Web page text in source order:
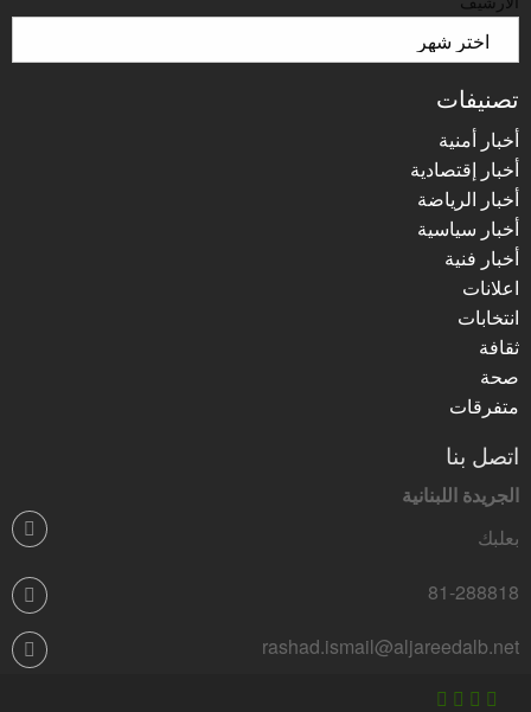
تصنيفات
أخبار أمنية
أخبار إقتصادية
أخبار الرياضة
أخبار سياسية
أخبار فنية
اعلانات
انتخابات
ثقافة
صحة
متفرقات
اتصل بنا
الجريدة اللبنانية
بعلبك
81-288818
rashad.ismail@aljareedalb.net